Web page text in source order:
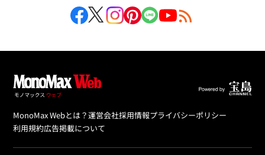
MonoMax Webとは？運営会社採用情報プライバシーポリシー
利用規約広告掲載について